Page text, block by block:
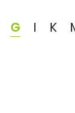
G I K